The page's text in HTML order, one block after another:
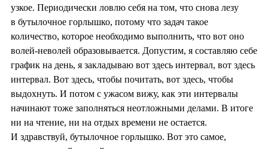
узкое. Периодически ловлю себя на том, что снова лезу
в бутылочное горлышко, потому что задач такое
количество, которое необходимо выполнить, что вот оно
волей-неволей образовывается. Допустим, я составляю себе
график на день, я закладываю вот здесь интервал, вот здесь
интервал. Вот здесь, чтобы почитать, вот здесь, чтобы
выдохнуть. И потом с ужасом вижу, как эти интервалы
начинают тоже заполняться неотложными делами. В итоге
ни на чтение, ни на отдых времени не остается.
И здравствуй, бутылочное горлышко. Вот это самое,